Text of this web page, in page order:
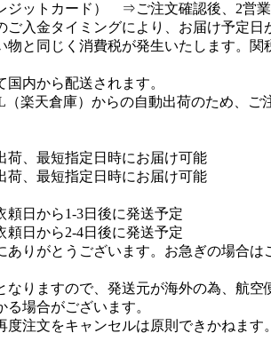
ジットカード） ⇒ご注文確認後、2営業
ご入金タイミングにより、お届け予定日
物と同じく消費税が発生いたします。
国内から配送されます。
（楽天倉庫）からの自動出荷のため、
荷、最短指定日時にお届け可能
荷、最短指定日時にお届け可能
頼日から1-3日後に発送予定
頼日から2-4日後に発送予定
りがとうございます。お急ぎの場合は
りますので、発送元が海外の為、航
場合がございます。
注文をキャンセルは原則できかねます